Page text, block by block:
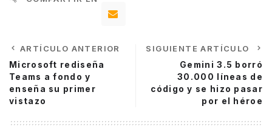
ARTÍCULO ANTERIOR
Microsoft rediseña
Teams a fondo y
enseña su primer
vistazo
SIGUIENTE ARTÍCULO
Gemini 3.5 borró
30.000 líneas de
código y se hizo pasar
por el héroe